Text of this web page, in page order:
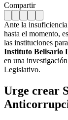
Compartir
Ante la
hasta el momento,
las instituciones
Instituto Belisario
en una
Legislativo.
Urge crear